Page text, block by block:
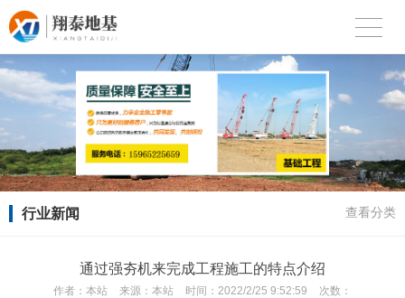
行业新闻 查看分类
通过强夯机来完成工程施工的特点介绍
作者： 本站 来源： 本站 时间： 2022/2/25 9:52:59 次数：